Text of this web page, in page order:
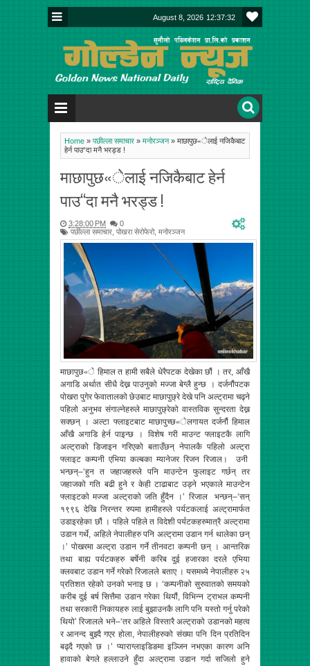
August 8, 2026 12:37:33
Home » पछील्ला समाचार » मनोरञ्जन » माछापुछ«ेलाई नजिकैबाट
हेर्न पाउ“दा मनै भरड्ड !
माछापुछ«ेलाई नजिकैबाट हेर्न
पाउ“दा मनै भरड्ड !
3:28:00 PM
0
पछील्ला समाचार पोखरा सेरोफेरो, मनोरञ्जन
माछापुछ«े हिमाल त हामी सबैले धेरैपटक देखेका छौं । तर, आँखै
अगाडि अर्थात सीधै देख्न पाउनुको मज्जा बेग्लै हुन्छ । दर्जनौंपटक
पोखरा पुगेर फेवातालको छेउबाट माछापुछ्रे देखे पनि अल्ट्रामा चढ्ने
पहिलो अनुभव संगाल्नेहरुले माछापुछ्रेको वास्तविक सुन्दरता देख्न
सक्छन् । अल्टा फ्लाइटबाट माछापुच्छ«ेलगायत दर्जनौं हिमाल
आँखै अगाडि हेर्न पाइन्छ । विशेष गरी माउन्ट फ्लाइटकै लागि
अल्ट्राको डिजाइन गरिएको बताउँछन् नेपालकै पहिलो अल्ट्रा
फ्लाइट कम्पनी एभिया कल्बका म्यानेजर रिजन रिजाल। उनी
भन्छन्–‘हुन त जहाजहरुले पनि माउन्टेन फुलाइट गर्छन् तर
जहाजको गति बढी हुने र केही टाढाबाट उड्ने भएकाले माउन्टेन
फ्लाइटको मज्जा अल्ट्राको जति हुँदैन ।’ रिजाल भन्छन्–‘सन्
१९९६ देखि निरन्तर रुपमा हामीहरुले पर्यटकलाई अल्ट्रामार्फत
उडाइरहेका छौं । पहिले पहिले त विदेशी पर्यटकहरुमात्रै अल्ट्रामा
उडान गर्थे, अहिले नेपालीहरु पनि अल्ट्रामा उडान गर्न थालेका छन्
।’ पोखरमा अल्ट्रा उडान गर्ने तीनवटा कम्पनी छन् । आन्तरिक
तथा बाह्य पर्यटकहरु बर्षेनी करिब दुई हजारका दरले एभिया
क्लवबाट उडान गर्ने गरेको रिजालले बताए । यसमध्ये नेपालीहरु २५
प्रतिशत रहेको उनको भनाइ छ । ‘कम्पनीको सुरुवातको समयको
करीब दुई बर्ष सित्तैमा उडान गरेका थियौं, विभिन्न ट्राभल कम्पनी
तथा सरकारी निकायहरु लाई बुझाउनकै लागि पनि यस्तो गर्नु परेको
थियो’ रिजालले भने–‘तर अहिले विस्तारै अल्ट्राको उडानको महत्व
र आनन्द बुझ्दै गएर होला, नेपालीहरुको संख्या पनि दिन प्रतिदिन
बढ्दै गएको छ ।’ प्याराग्लाइडिङमा इञ्जिन नभएका कारण अनि
हावाको बेगले हल्लाउने हुँदा अल्ट्रामा उडान गर्दा सजिलो हुने